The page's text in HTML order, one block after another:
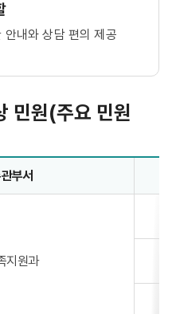
안내와 상담 편의 제공
민원(주요 민원
부서
지원과